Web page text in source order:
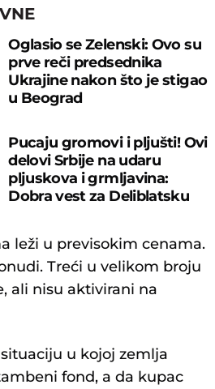
Oglasio se Zelenski: Ovo su
prve reči predsednika
Ukrajine nakon što je stigao
u Beograd
Pucaju gromovi i pljušti! Ovi
delovi Srbije na udaru
pljuskova i grmljavina:
Dobra vest za Deliblatsku
leži u previsokim cenama.
Treći u velikom broju
ali nisu aktivirani na
u kojoj zemlja
fond, a da kupac